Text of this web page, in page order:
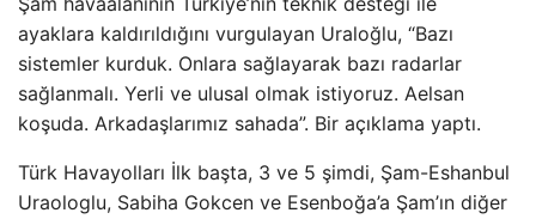
ayaklara kaldırıldığını vurgulayan Uraloğlu, “Bazı
sistemler kurduk. Onlara sağlayarak bazı radarlar
sağlanmalı. Yerli ve ulusal olmak istiyoruz. Aelsan
koşuda. Arkadaşlarımız sahada”. Bir açıklama yaptı.
Türk Havayolları İlk başta, 3 ve 5 şimdi, Şam-Eshanbul
Uraologlu, Sabiha Gokcen ve Esenboğa’a Şam’ın diğer